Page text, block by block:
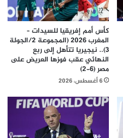
كأس أمم إفريقيا للسيدات –
المغرب 2026 (المجموعة 2/الجولة
3).. نيجيريا تتأهل إلى ربع
النهائي عقب فوزها العريض على
مصر (6-2)
6 أغسطس، 2026